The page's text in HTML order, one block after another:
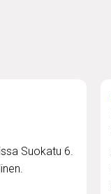
Suokatu 6.